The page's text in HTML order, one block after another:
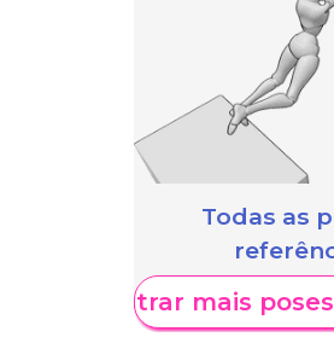
Todas as
Mostrar mais